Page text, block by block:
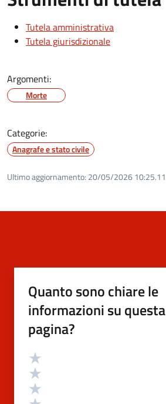
Tutela amministrativa
Tutela giurisdizionale
Argomenti:
Morte
Categorie:
Anagrafe e stato civile
Ultimo aggiornamento: 20/05/2026 10:25.11
Quanto sono chiare le
informazioni su questa
pagina?
Valutazione